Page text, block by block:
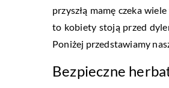
przyszłą mamę czeka
to kobiety stoją przed
Poniżej przedstawiamy
Bezpieczne